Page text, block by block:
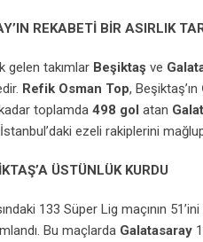
REKABETİ BİR ASIRLIK
gelen takımlar Beşiktaş ve
Refik Osman Top, Beşiktaş’ın
toplamda 498 gol atan
ezeli rakiplerini
ÜSTÜNLÜK KURDU
133 Süper Lig maçının 51’ini
Bu maçlarda Galatasaray